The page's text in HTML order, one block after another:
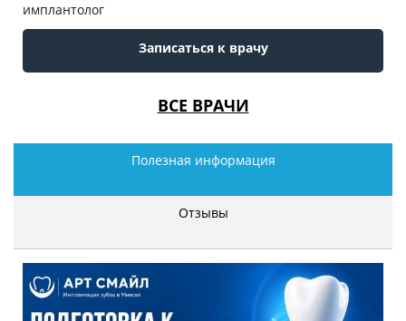
имплантолог
Записаться к врачу
ВСЕ ВРАЧИ
Полезная информация
Отзывы